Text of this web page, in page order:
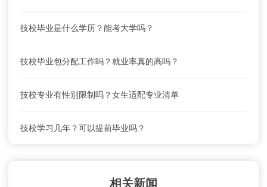
技校毕业是什么学历？能考大学吗？
技校毕业包分配工作吗？就业率真的高吗？
技校专业有性别限制吗？女生适配专业清单
技校学习几年？可以提前毕业吗？
相关新闻